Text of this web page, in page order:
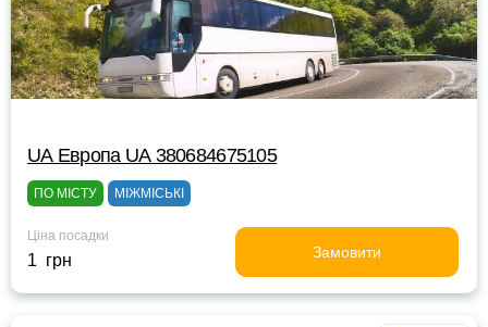
UА Европа UА 380684675105
ПО МІСТУ МІЖМІСЬКІ
Ціна посадки
1 грн Замовити